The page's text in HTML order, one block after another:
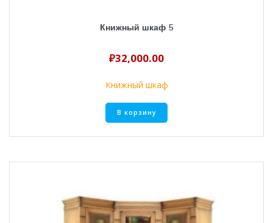
Книжный шкаф 5
₽32,000.00
Книжный шкаф
В корзину